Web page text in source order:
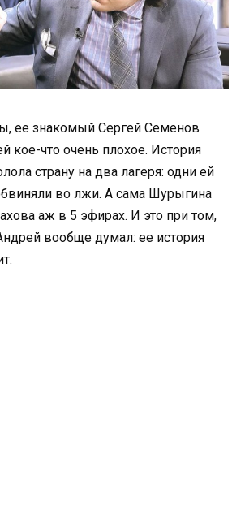
ее знакомый Сергей Семенов
кое-что очень плохое. История
страну на два лагеря: одни ей
во лжи. А сама Шурыгина
аж в 5 эфирах. И это при том,
вообще думал: ее история